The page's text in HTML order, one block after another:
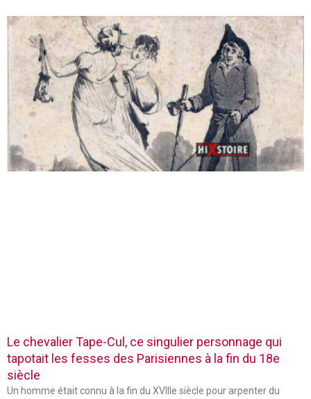
Le chevalier Tape-Cul, ce singulier personnage qui
tapotait les fesses des Parisiennes à la fin du 18e
siècle
Un homme était connu à la fin du XVIIIe siècle pour arpenter du